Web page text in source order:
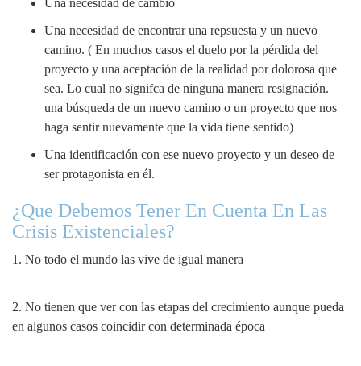
Una necesidad de cambio
Una necesidad de encontrar una repsuesta y un nuevo
camino. ( En muchos casos el duelo por la pérdida del
proyecto y una aceptación de la realidad por dolorosa que
sea. Lo cual no signifca de ninguna manera resignación.
una búsqueda de un nuevo camino o un proyecto que nos
haga sentir nuevamente que la vida tiene sentido)
Una identificación con ese nuevo proyecto y un deseo de
ser protagonista en él.
¿Que Debemos Tener En Cuenta En Las
Crisis Existenciales?
1. No todo el mundo las vive de igual manera
2. No tienen que ver con las etapas del crecimiento aunque pueda
en algunos casos coincidir con determinada época